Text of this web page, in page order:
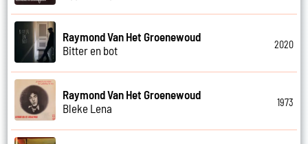
Raymond Van Het Groenewoud
Bitter en bot
2020
Raymond Van Het Groenewoud
Bleke Lena
1973